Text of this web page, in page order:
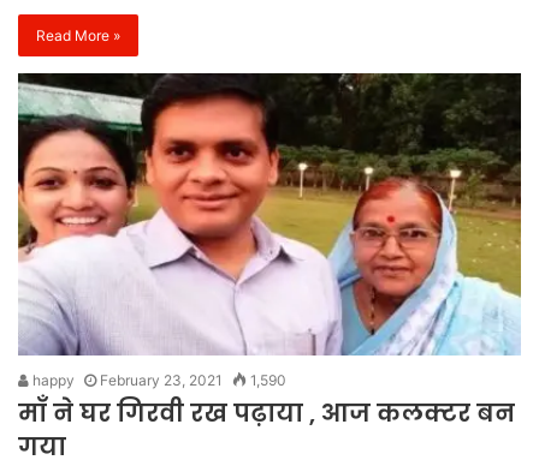
Read More »
happy February 23, 2021 1,590
माँ ने घर गिरवी रख पढ़ाया , आज कलक्टर बन
गया